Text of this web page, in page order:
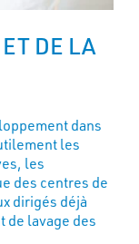
DE LA
dans
les
les
des centres de
dirigés déjà
de lavage des